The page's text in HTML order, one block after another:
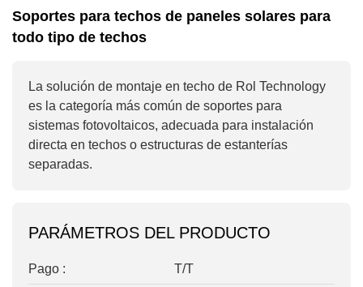
Soportes para techos de paneles solares para
todo tipo de techos
La solución de montaje en techo de Rol Technology
es la categoría más común de soportes para
sistemas fotovoltaicos, adecuada para instalación
directa en techos o estructuras de estanterías
separadas.
PARÁMETROS DEL PRODUCTO
Pago : T/T